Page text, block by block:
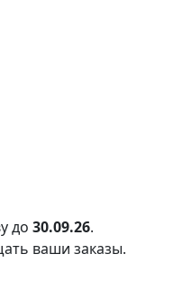
до 30.09.26.
ваши заказы.